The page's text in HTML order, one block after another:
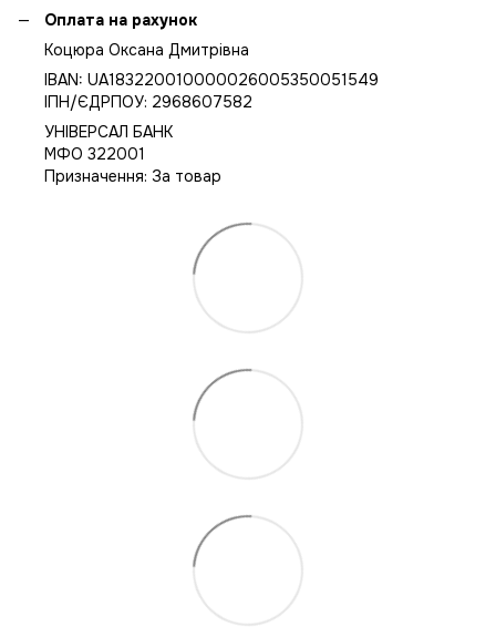
Оплата на рахунок
Коцюра Оксана Дмитрівна
IBAN: UA183220010000026005350051549
IПН/ЄДРПОУ: 2968607582
УНІВЕРСАЛ БАНК
МФО 322001
Призначення: За товар